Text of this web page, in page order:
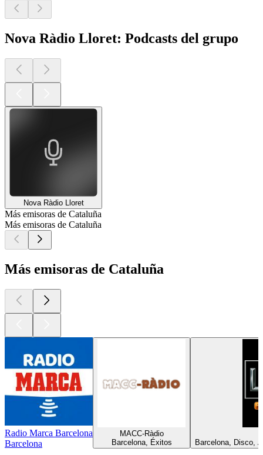
Nova Ràdio Lloret: Podcasts del grupo
Nova Ràdio Lloret
Más emisoras de Cataluña
Más emisoras de Cataluña
Más emisoras de Cataluña
Radio Marca Barcelona
Barcelona
MACC-Ràdio
Barcelona, Éxitos
Barcelona, Disco,